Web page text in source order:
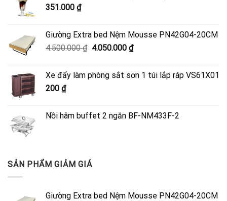
351.000 ₫
Giường Extra bed Nệm Mousse PN42G04-20CM
4.500.000₫ Giá
4.500.000 ₫.
4.050.000 ₫Giá
là:
Xe đẩy làm phòng sắt sơn 1 túi lắp ráp VS61X01
200 ₫
Nồi hâm buffet 2 ngăn BF-NM433F-2
SẢN PHẨM GIẢM GIÁ
Giường Extra bed Nệm Mousse PN42G04-20CM